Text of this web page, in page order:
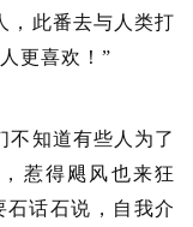
，此番去与人类打
更喜欢！”
不知道有些人为了
惹得飓风也来狂
话石说，自我介